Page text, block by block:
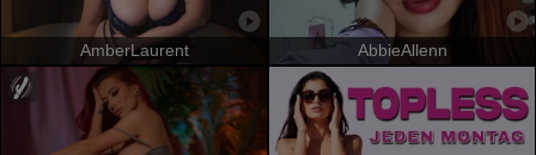
AmberLaurent AbbieAllenn